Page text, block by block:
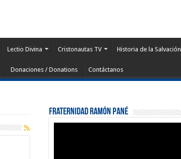
Lectio Divina Cristonautas TV Historia de la Salvación
Donaciones / Donations Contáctanos
Fraternidad Ramón Pané